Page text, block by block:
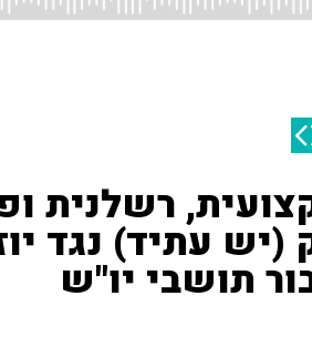
רשלנית
(יש עתיד) נגד
תושבי יו"ש